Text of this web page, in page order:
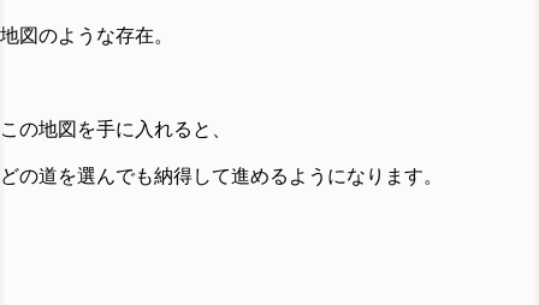
地図のような存在。
この地図を手に入れると、
どの道を選んでも納得して進めるようになります。